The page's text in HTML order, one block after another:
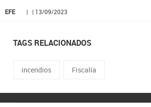
EFE | | 13/09/2023
TAGS RELACIONADOS
incendios Fiscalía